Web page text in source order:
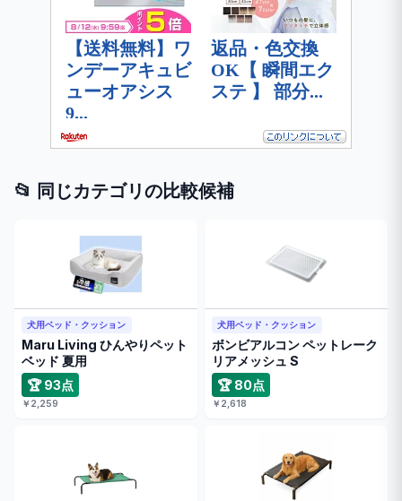
📂 同じカテゴリの比較候補
犬用ベッド・クッション
Maru Living ひんやりペット
ベッド 夏用
🏆 93点
￥2,259
犬用ベッド・クッション
ボンビアルコン ペットレーク
リアメッシュ S
🏆 80点
￥2,618